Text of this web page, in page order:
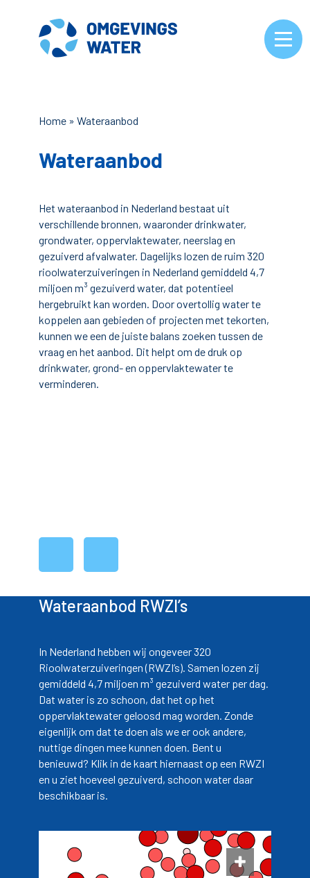
Home » Wateraanbod
Wateraanbod
Het wateraanbod in Nederland bestaat uit
verschillende bronnen, waaronder drinkwater,
grondwater, oppervlaktewater, neerslag en
gezuiverd afvalwater. Dagelijks lozen de ruim 320
rioolwaterzuiveringen in Nederland gemiddeld 4,7
miljoen m³ gezuiverd water, dat potentieel
hergebruikt kan worden. Door overtollig water te
koppelen aan gebieden of projecten met tekorten,
kunnen we een de juiste balans zoeken tussen de
vraag en het aanbod. Dit helpt om de druk op
drinkwater, grond- en oppervlaktewater te
verminderen.
Wateraanbod RWZI’s
In Nederland hebben wij ongeveer 320
Rioolwaterzuiveringen (RWZI’s). Samen lozen zij
gemiddeld 4,7 miljoen m³ gezuiverd water per dag.
Dat water is zo schoon, dat het op het
oppervlaktewater geloosd mag worden. Zonde
eigenlijk om dat te doen als we er ook andere,
nuttige dingen mee kunnen doen. Bent u
benieuwd? Klik in de kaart hiernaast op een RWZI
en u ziet hoeveel gezuiverd, schoon water daar
beschikbaar is.